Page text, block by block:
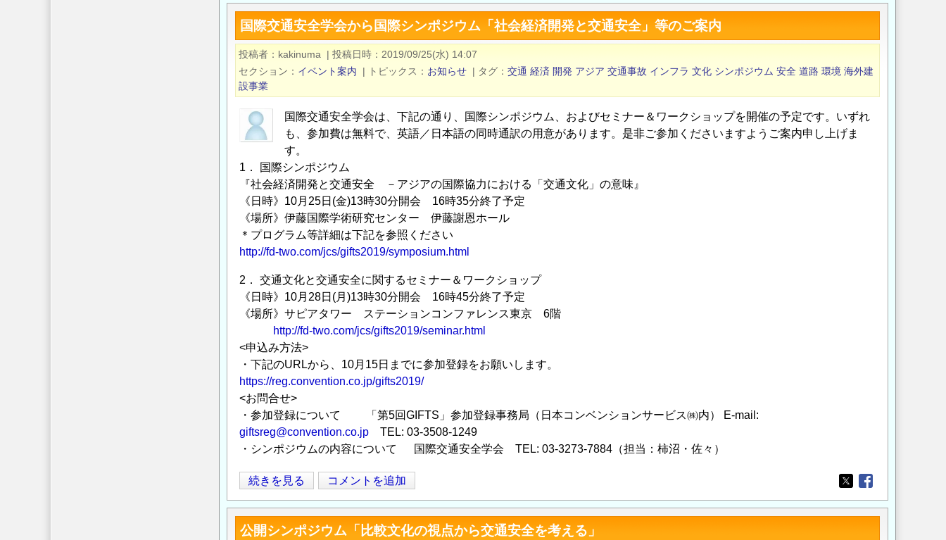
回
GIFTS/Webinar(国
際
ン
ポ
ジ
ウ
開
催
の
ご
案
内
国際交通安全学会から国際シンポジウム「社会経済開発と交通安全」等のご案内
投稿者 kakinuma | 投稿日時
2019/09/25(水) 14:07
セクション
イベント案内 | トピックス お知らせ | タグ 交通 経済 開発 アジア 交通事故 インフラ 文化 シンポジウム 安全 道路 環境 海外建
設事業
国際交通安全学会は、下記の通り、国際シンポジウム、およびセミナー＆ワークショップを開催の予定です。いずれ
も、参加費は無料で、英語／日本語の同時通訳の用意があります。是非ご参加くださいますようご案内申し上げま
す。
1． 国際シンポジウム
『社会経済開発と交通安全 －アジアの国際協力における「交通文化」の意味』
《日時》10月25日(金)13時30分開会 16時35分終了予定
《場所》伊藤国際学術研究センター 伊藤謝恩ホール
＊プログラム等詳細は下記を参照ください
http://fd-two.com/jcs/gifts2019/symposium.html
2． 交通文化と交通安全に関するセミナー＆ワークショップ
《日時》10月28日(月)13時30分開会 16時45分終了予定
《場所》サピアタワー ステーションコンファレンス東京 6階
http://fd-two.com/jcs/gifts2019/seminar.html
<申込み方法>
・下記のURLから、10月15日までに参加登録をお願いします。
https://reg.convention.co.jp/gifts2019/
<お問合せ>
・参加登録について 「第5回GIFTS」参加登録事務局（日本コンベンションサービス㈱内） E-mail:
giftsreg@convention.co.jpTEL: 03-3508-1249
・シンポジウムの内容について 国際交通安全学会 TEL: 03-3273-7884（担当：柿沼・佐々）
国
際
交
通
続きを見る コメントを追加
Opens in a new
Opens in a new
公開シンポジウム「比較文化の視点から交通安全を考える」